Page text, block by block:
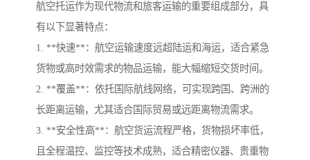
航空托运作为现代物流和旅客运输的重要组成部分，具
有以下显著特点：
1. **快速**：航空运输速度远超陆运和海运，适合紧急
货物或高时效需求的物品运输，能大幅缩短交货时间。
2. **覆盖**：依托国际航线网络，可实现跨国、跨洲的
长距离运输，尤其适合国际贸易或远距离物流需求。
3. **安全性高**：航空货运流程严格，货物损坏率低，
且全程温控、监控等技术成熟，适合精密仪器、贵重物